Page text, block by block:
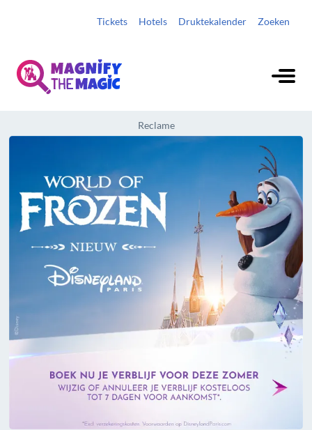
Tickets Hotels Druktekalender Zoeken
Reclame